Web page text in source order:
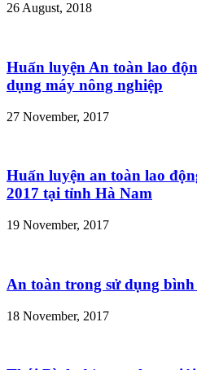
26 August, 2018
Huấn luyện An toàn lao
dụng máy nông nghiệp
27 November, 2017
Huấn luyện an toàn lao
2017 tại tỉnh Hà Nam
19 November, 2017
An toàn trong sử dụng bình
18 November, 2017